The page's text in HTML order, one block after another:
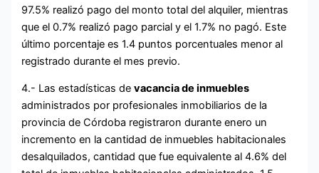
97.5% realizó pago del monto total del alquiler, mientras
que el 0.7% realizó pago parcial y el 1.7% no pagó. Este
último porcentaje es 1.4 puntos porcentuales menor al
registrado durante el mes previo.
4.- Las estadísticas devacancia de inmuebles
administrados por profesionales inmobiliarios de la
provincia de Córdoba registraron durante enero un
incremento en la cantidad de inmuebles habitacionales
desalquilados, cantidad que fue equivalente al 4.6% del